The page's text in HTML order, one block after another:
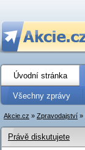
Úvodní stránka
Všechny zprávy
Akcie.cz » Zpravodajství »
Právě diskutujete